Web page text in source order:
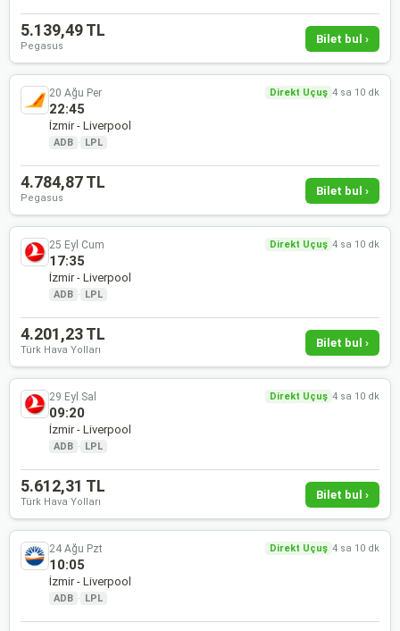
5.139,49 TL
Pegasus
Bilet bul ›
20 Ağu Per Direkt Uçuş 4 sa 10 dk
22:45
İzmir - Liverpool
ADB · LPL
4.784,87 TL
Pegasus
Bilet bul ›
25 Eyl Cum Direkt Uçuş 4 sa 10 dk
17:35
İzmir - Liverpool
ADB · LPL
4.201,23 TL
Türk Hava Yolları
Bilet bul ›
29 Eyl Sal Direkt Uçuş 4 sa 10 dk
09:20
İzmir - Liverpool
ADB · LPL
5.612,31 TL
Türk Hava Yolları
Bilet bul ›
24 Ağu Pzt Direkt Uçuş 4 sa 10 dk
10:05
İzmir - Liverpool
ADB · LPL